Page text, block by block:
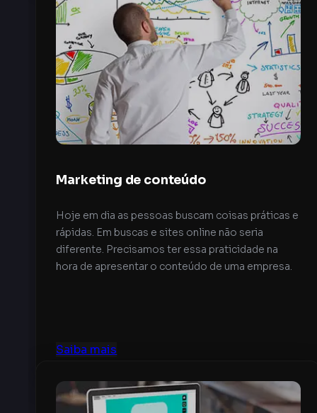
Marketing de conteúdo
Hoje em dia as pessoas buscam coisas práticas e
rápidas. Em buscas e sites online não seria
diferente. Precisamos ter essa praticidade na
hora de apresentar o conteúdo de uma empresa.
Saiba mais